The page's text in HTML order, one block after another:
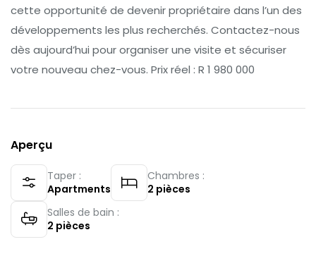
cette opportunité de devenir propriétaire dans l’un des
développements les plus recherchés. Contactez-nous
dès aujourd’hui pour organiser une visite et sécuriser
votre nouveau chez-vous. Prix réel : R 1 980 000
Aperçu
Taper :
Apartments
Chambres :
2 pièces
Salles de bain :
2 pièces